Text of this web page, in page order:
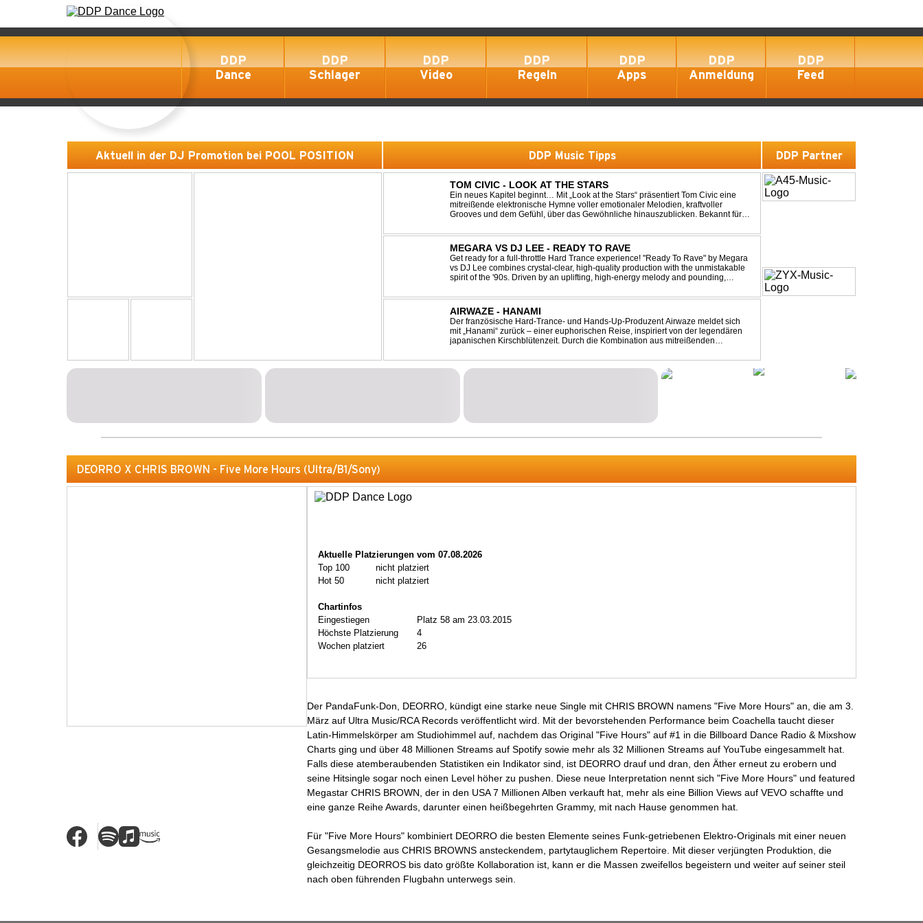
DDP
Dance
DDP
Schlager
DDP
Video
DDP
Regeln
DDP
Apps
DDP
Anmeldung
DDP
Feed
Aktuell in der DJ Promotion bei POOL POSITION DDP Music Tipps
TOM CIVIC - LOOK AT THE STARS
Ein neues Kapitel beginnt… Mit „Look at the Stars“ präsentiert Tom Civic eine
mitreißende elektronische Hymne voller emotionaler Melodien, kraftvoller
Grooves und dem Gefühl, über das Gewöhnliche hinauszublicken. Bekannt für
MEGARA VS DJ LEE - READY TO RAVE
Get ready for a full-throttle Hard Trance experience! "Ready To Rave" by Megara
vs DJ Lee combines crystal-clear, high-quality production with the unmistakable
spirit of the '90s. Driven by an uplifting, high-energy melody and pounding,
AIRWAZE - HANAMI
Der französische Hard-Trance- und Hands-Up-Produzent Airwaze meldet sich
mit „Hanami“ zurück – einer euphorischen Reise, inspiriert von der legendären
japanischen Kirschblütenzeit. Durch die Kombination aus mitreißenden
...
DDP Partner
DEORRO X CHRIS BROWN - Five More Hours (Ultra/B1/Sony)
Aktuelle Platzierungen vom 07.08.2026
Top 100
nicht platziert
Hot 50
nicht platziert
Chartinfos
Eingestiegen
Platz 58 am 23.03.2015
Höchste Platzierung
4
Wochen platziert
26
Der PandaFunk-Don, DEORRO, kündigt eine starke neue Single mit CHRIS BROWN namens "Five More Hours" an, die am 3.
März auf Ultra Music/RCA Records veröffentlicht wird. Mit der bevorstehenden Performance beim Coachella taucht dieser
Latin-Himmelskörper am Studiohimmel auf, nachdem das Original "Five Hours" auf #1 in die Billboard Dance Radio & Mixshow
Charts ging und über 48 Millionen Streams auf Spotify sowie mehr als 32 Millionen Streams auf YouTube eingesammelt hat.
Falls diese atemberaubenden Statistiken ein Indikator sind, ist DEORRO drauf und dran, den Äther erneut zu erobern und
seine Hitsingle sogar noch einen Level höher zu pushen. Diese neue Interpretation nennt sich "Five More Hours" und featured
Megastar CHRIS BROWN, der in den USA 7 Millionen Alben verkauft hat, mehr als eine Billion Views auf VEVO schaffte und
eine ganze Reihe Awards, darunter einen heißbegehrten Grammy, mit nach Hause genommen hat.
Für "Five More Hours" kombiniert DEORRO die besten Elemente seines Funk-getriebenen Elektro-Originals mit einer neuen
Gesangsmelodie aus CHRIS BROWNS ansteckendem, partytauglichem Repertoire. Mit dieser verjüngten Produktion, die
gleichzeitig DEORROS bis dato größte Kollaboration ist, kann er die Massen zweifellos begeistern und weiter auf seiner steil
nach oben führenden Flugbahn unterwegs sein.